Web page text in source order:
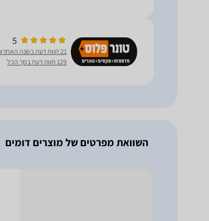
5
21 חוות דעת בשנה האחרונה
129 חוות דעת בסך הכל
השוואת מפרטים של מוצרים דומים